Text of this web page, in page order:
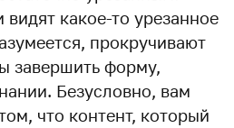
видят какое-то урезанное
прокручивают
завершить форму,
Безусловно, вам
что контент, который